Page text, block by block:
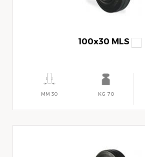
100x30 MLS
70 KG
30 MM